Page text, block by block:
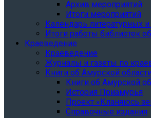
Архив мероприятий
Итоги мероприятий
Календарь литературных
Итоги работы библиотек
Краеведение
Краеведение
Журналы и газеты по
Книги об Амурской области
Книги об Амурской
История Приамурья
Проект «Кланяюсь
Справочные издания